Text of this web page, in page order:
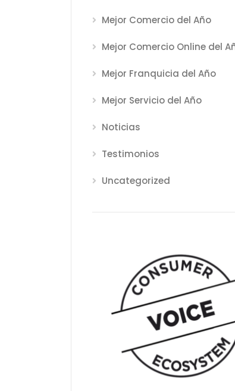
Mejor Comercio del Año
Mejor Comercio Online del
Mejor Franquicia del Año
Mejor Servicio del Año
Noticias
Testimonios
Uncategorized